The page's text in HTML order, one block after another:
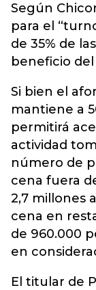
Según
para el
de 35% de
beneficio
Si bien el
mantiene a
permitirá
actividad
número de
cena fuera
2,7 millones
cena en
de 960.000
en
El titular de